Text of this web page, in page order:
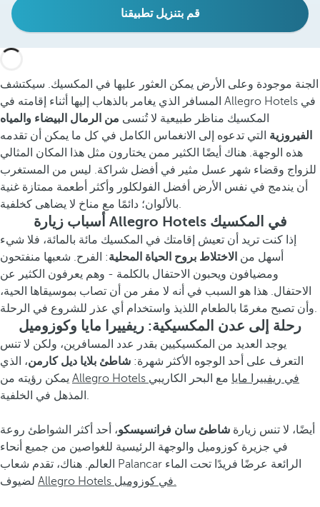
قم بتنزيل تطبيقنا
الجنة موجودة وعلى الأرض يمكن العثور عليها في المكسيك. سيكتشف
المسافر الذي يغامر بالذهاب إليها أثناء إقامته في Allegro Hotels في
المكسيك مناظر طبيعية لا تُنسى من الرمال البيضاء والمياه
الفيروزية التي تدعوه إلى الانغماس الكامل في كل ما يمكن أن تقدمه
هذه الوجهة. هناك أيضًا الكثير ممن يختارون مثل هذا المكان المثالي
للزواج وقضاء شهر عسل مثير في أفضل شراكة. ليس من المستغرب
أن يندمج في نفس الأرض أفضل الفولكلور وأكثر أطعمة ممتازة غنية
بالألوان؛ دائمًا مع مناخ لا يضاهى كخلفية.
أسباب زيارة Allegro Hotels في المكسيك
إذا كنت تريد أن تعيش إقامتك في المكسيك مائة بالمائة، فلا شيء
أسهل من الاختلاط بروح الحياة المحلية: الفرح. شعبها منفتحون
ومضيافون ويحبون الاحتفال بالكلمة - وهم يعرفون الكثير عن
الاحتفال. هذا هو السبب في أنه لا مفر من أن تصاب بموسيقاها الحية،
وأن تصبح مغرمًا بالطعام اللذيذ واستخدام أي عذر للشروع في الرحلة.
رحلة إلى عدن المكسيكية: ريفييرا مايا وكوزوميل
يوجد العديد من المكسيكيين بقدر عدد المسافرين، ولكن لا تنس
التعرف على أحد الوجوه الأكثر شهرة: شاطئ بلايا ديل كارمن، الذي
Allegro Hotels في ريفييرا مايا مع البحر الكاريبي
المذهل في الخلفية.
أيضًا، لا تنس زيارة شاطئ سان فرانسيسكو، أحد أكثر الشواطئ روعة
في جزيرة كوزوميل والوجهة الرئيسية للغواصين من جميع أنحاء
العالم. هناك، تقدم شعاب Palancar الرائعة عرضًا فريدًا تحت الماء
Allegro Hotels في كوزوميل.